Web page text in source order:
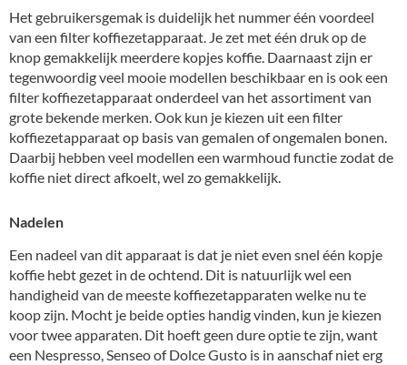
Het gebruikersgemak is duidelijk het nummer één voordeel
van een filter koffiezetapparaat. Je zet met één druk op de
knop gemakkelijk meerdere kopjes koffie. Daarnaast zijn er
tegenwoordig veel mooie modellen beschikbaar en is ook een
filter koffiezetapparaat onderdeel van het assortiment van
grote bekende merken. Ook kun je kiezen uit een filter
koffiezetapparaat op basis van gemalen of ongemalen bonen.
Daarbij hebben veel modellen een warmhoud functie zodat de
koffie niet direct afkoelt, wel zo gemakkelijk.
Nadelen
Een nadeel van dit apparaat is dat je niet even snel één kopje
koffie hebt gezet in de ochtend. Dit is natuurlijk wel een
handigheid van de meeste koffiezetapparaten welke nu te
koop zijn. Mocht je beide opties handig vinden, kun je kiezen
voor twee apparaten. Dit hoeft geen dure optie te zijn, want
een Nespresso, Senseo of Dolce Gusto is in aanschaf niet erg